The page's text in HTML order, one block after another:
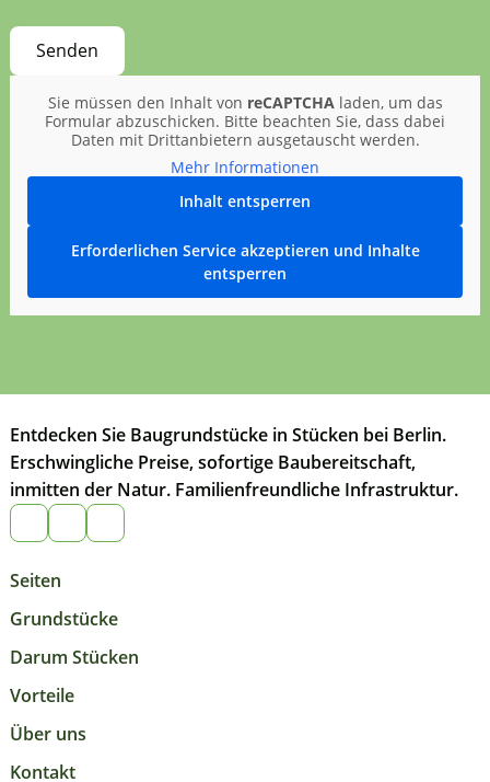
Sie müssen den Inhalt von reCAPTCHA laden, um das
Formular abzuschicken. Bitte beachten Sie, dass dabei
Daten mit Drittanbietern ausgetauscht werden.
Mehr Informationen
Inhalt entsperren
Erforderlichen Service akzeptieren und Inhalte
entsperren
Entdecken Sie Baugrundstücke in Stücken bei Berlin.
Erschwingliche Preise, sofortige Baubereitschaft,
inmitten der Natur. Familienfreundliche Infrastruktur.
Seiten
Grundstücke
Darum Stücken
Vorteile
Über uns
Kontakt